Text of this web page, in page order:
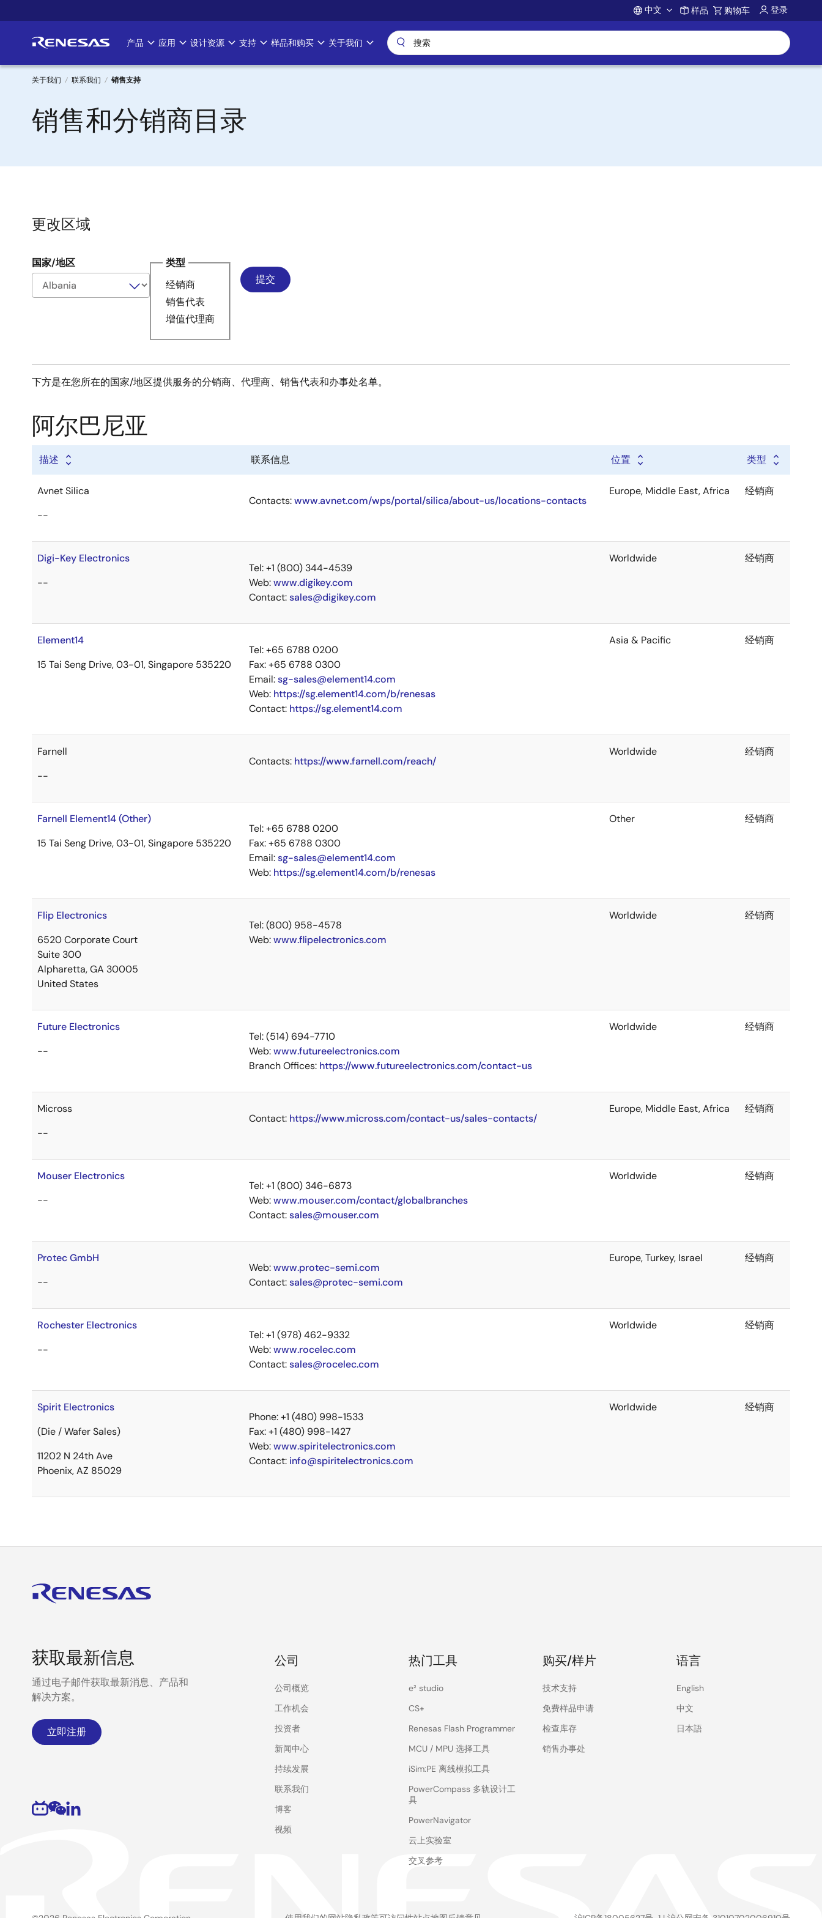
转
要
Account
中文 样品 购物车 登录
Main
navigation
产品 应用 设计资源 支持 样品和购买 关于我们
面
包
屑
关于我们 联系我们 销售支持
销售和分销商目录
更改区域
国家/地区
类型
经销商
销售代表
增值代理商
下方是在您所在的国家/地区提供服务的分销商、代理商、销售代表和办事处名单。
阿尔巴尼亚
描述 联系信息 位置 类型
Avnet Silica
--
Contacts:www.avnet.com/wps/portal/silica/about-us/locations-contacts
Europe, Middle East, Africa 经销商
Digi-Key Electronics
--
Tel: +1 (800) 344-4539
Web:www.digikey.com
Contact:sales@digikey.com
Worldwide 经销商
Element14
15 Tai Seng Drive, 03-01, Singapore 535220
Tel: +65 6788 0200
Fax: +65 6788 0300
Email:sg-sales@element14.com
Web: https://sg.element14.com/b/renesas
Contact: https://sg.element14.com
Asia & Pacific 经销商
Farnell
--
Contacts: https://www.farnell.com/reach/
Worldwide 经销商
Farnell Element14 (Other)
15 Tai Seng Drive, 03-01, Singapore 535220
Tel: +65 6788 0200
Fax: +65 6788 0300
Email:sg-sales@element14.com
Web: https://sg.element14.com/b/renesas
Other 经销商
Flip Electronics
6520 Corporate Court
Suite 300
Alpharetta, GA 30005
United States
Tel: (800) 958-4578
Web:www.flipelectronics.com
Worldwide 经销商
Future Electronics
--
Tel: (514) 694-7710
Web:www.futureelectronics.com
Branch Offices: https://www.futureelectronics.com/contact-us
Worldwide 经销商
Micross
--
Contact: https://www.micross.com/contact-us/sales-contacts/
Europe, Middle East, Africa 经销商
Mouser Electronics
--
Tel: +1 (800) 346-6873
Web:www.mouser.com/contact/globalbranches
Contact:sales@mouser.com
Worldwide 经销商
Protec GmbH
--
Web:www.protec-semi.com
Contact:sales@protec-semi.com
Europe, Turkey, Israel 经销商
Rochester Electronics
--
Tel: +1 (978) 462-9332
Web:www.rocelec.com
Contact:sales@rocelec.com
Worldwide 经销商
Spirit Electronics
(Die / Wafer Sales)
11202 N 24th Ave
Phoenix, AZ 85029
Phone: +1 (480) 998-1533
Fax: +1 (480) 998-1427
Web:www.spiritelectronics.com
Contact: info@spiritelectronics.com
Worldwide 经销商
获取最新信息
通过电子邮件获取最新消息、产品和
解决方案。
立即注册
公司
公司概览
工作机会
投资者
新闻中心
持续发展
联系我们
博客
视频
热门工具
e² studio
CS+
Renesas Flash Programmer
MCU / MPU 选择工具
iSim:PE 离线模拟工具
PowerCompass 多轨设计工
具
PowerNavigator
云上实验室
交叉参考
购买/样片
技术支持
免费样品申请
检查库存
销售办事处
语言
English
中文
日本語